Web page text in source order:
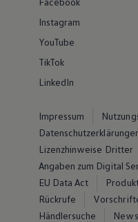
Instagram
YouTube
TikTok
LinkedIn
Impressum
Lizenzhinweise Dritter
Angaben zum Digital
EU Data Act
Rückrufe
Händlersuche